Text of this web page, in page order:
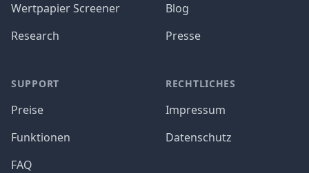
Wertpapier Screener
Research
SUPPORT
Preise
Funktionen
FAQ
Blog
Presse
RECHTLICHES
Impressum
Datenschutz